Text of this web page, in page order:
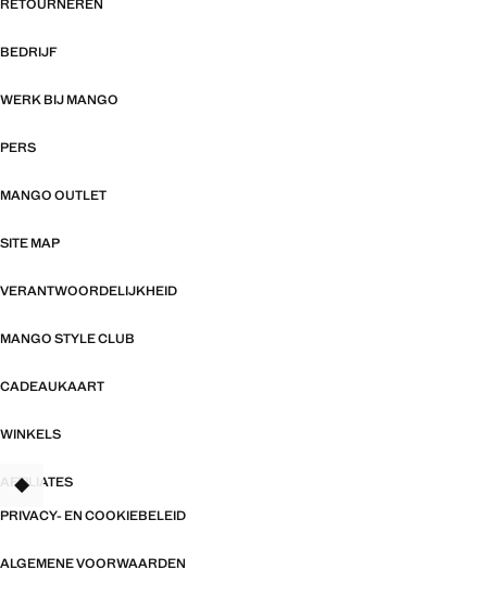
RETOURNEREN
BEDRIJF
WERK BIJ MANGO
PERS
MANGO OUTLET
SITE MAP
VERANTWOORDELIJKHEID
MANGO STYLE CLUB
CADEAUKAART
WINKELS
AFFILIATES
PRIVACY- EN COOKIEBELEID
ALGEMENE VOORWAARDEN